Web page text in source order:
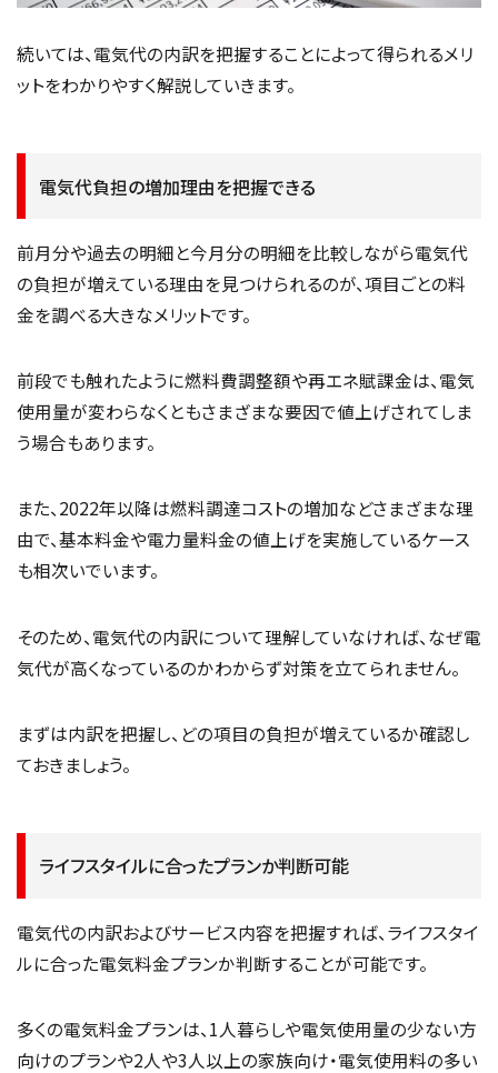
続いては、電気代の内訳を把握することによって得られるメリ
ットをわかりやすく解説していきます。
電気代負担の増加理由を把握できる
前月分や過去の明細と今月分の明細を比較しながら電気代
の負担が増えている理由を見つけられるのが、項目ごとの料
金を調べる大きなメリットです。
前段でも触れたように燃料費調整額や再エネ賦課金は、電気
使用量が変わらなくともさまざまな要因で値上げされてしま
う場合もあります。
また、2022年以降は燃料調達コストの増加などさまざまな理
由で、基本料金や電力量料金の値上げを実施しているケース
も相次いでいます。
そのため、電気代の内訳について理解していなければ、なぜ電
気代が高くなっているのかわからず対策を立てられません。
まずは内訳を把握し、どの項目の負担が増えているか確認し
ておきましょう。
ライフスタイルに合ったプランか判断可能
電気代の内訳およびサービス内容を把握すれば、ライフスタイ
ルに合った電気料金プランか判断することが可能です。
多くの電気料金プランは、1人暮らしや電気使用量の少ない方
向けのプランや2人や3人以上の家族向け・電気使用料の多い